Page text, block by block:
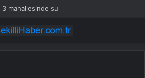
3 mahallesinde su kesintisi uygulayacak